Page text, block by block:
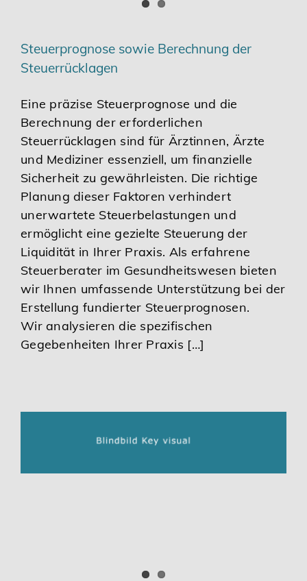
Steuerprognose sowie Berechnung der
Steuerrücklagen
Eine präzise Steuerprognose und die
Berechnung der erforderlichen
Steuerrücklagen sind für Ärztinnen, Ärzte
und Mediziner essenziell, um finanzielle
Sicherheit zu gewährleisten. Die richtige
Planung dieser Faktoren verhindert
unerwartete Steuerbelastungen und
ermöglicht eine gezielte Steuerung der
Liquidität in Ihrer Praxis. Als erfahrene
Steuerberater im Gesundheitswesen bieten
wir Ihnen umfassende Unterstützung bei der
Erstellung fundierter Steuerprognosen.
Wir analysieren die spezifischen
Gegebenheiten Ihrer Praxis […]